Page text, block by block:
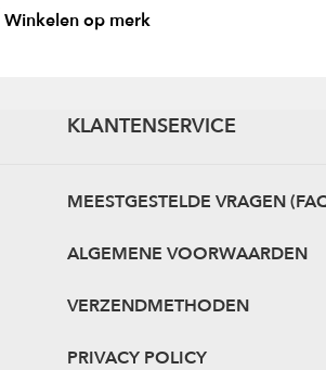
Winkelen op merk
KLANTENSERVICE
MEESTGESTELDE VRAGEN
ALGEMENE VOORWAARDEN
VERZENDMETHODEN
PRIVACY POLICY